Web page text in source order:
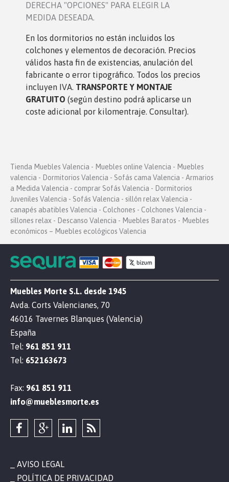
DERECHA "OPCIONES" PARA ELEGIR LA
MEDIDA DESEADA.
En los dormitorios no están incluidos los
colchones y elementos de decoración. Precios
válidos hasta fin de existencias, anulación del
fabricante o error tipográfico. Todos los precios
incluyen IVA. TRANSPORTE Y MONTAJE
GRATUITO (según destino podrá aplicarse un
coste adicional por kilomentraje. Consultar).
Tienda Muebles Valencia - Muebles online Valencia - Muebles
valencia - Dormitorios Valencia - Sofás cama Valencia - Armarios
a Medida Valencia - comprar Sofás Valencia - Dormitorios
Juveniles Valencia - Sofás Valencia - sillón relax Valencia -
canapés abatibles Valencia - Colchones - Colchones Valencia -
sillones relax - Descanso Valencia - Muebles Baratos - Muebles
económicos – Muebles ecológicos Valencia
Muebles Morte S.L. desde 1945
Avda. Corts Valencianes, 70
46016 Tavernes Blanques (Valencia)
España
Tel: 961 851 911
Tel: 652163673
Fax: 961 851 911
info@mueblesmorte.es
AVISO LEGAL
POLÍTICA DE PRIVACIDAD